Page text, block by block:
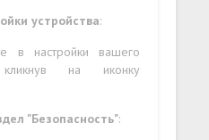
устройства:
в настройки вашего
кликнув на иконку
"Безопасность":